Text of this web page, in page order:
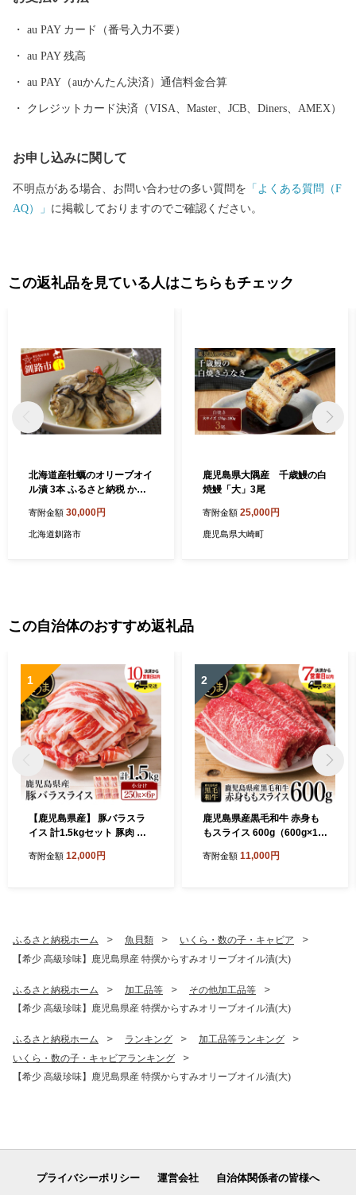
au PAY カード（番号入力不要）
au PAY 残高
au PAY（auかんたん決済）通信料金合算
クレジットカード決済（VISA、Master、JCB、Diners、AMEX）
お申し込みに関して
不明点がある場合、お問い合わせの多い質問を 「よくある質問（F
AQ）」 に掲載しておりますのでご確認ください。
この返礼品を見ている人はこちらもチェック
北海道産牡蠣のオリーブオイ
ル漬 3本 ふるさと納税 かき
寄附金額 30,000円
北海道釧路市
鹿児島県大隅産 千歳鰻の白
焼鰻「大」3尾
寄附金額 25,000円
鹿児島県大崎町
この自治体のおすすめ返礼品
1
【鹿児島県産】 豚バラスラ
イス 計1.5kgセット 豚肉 豚
チ鍋 肉巻き 炒め物 薄切り 薄
寄附金額 12,000円
2
鹿児島県産黒毛和牛 赤身も
もスライス 600g（600g×1
和牛 牛肉 肉 赤身 モモ スラ
鹿児島県 南さつま市
寄附金額 11,000円
ふるさと納税ホーム 魚貝類
いくら・数の子・キャビア
【希少 高級珍味】鹿児島県産 特撰からすみオリーブオイル漬(大)
ふるさと納税ホーム 加工品等
その他加工品等
【希少 高級珍味】鹿児島県産 特撰からすみオリーブオイル漬(大)
ふるさと納税ホーム ランキング
加工品等ランキング
いくら・数の子・キャビアランキング
【希少 高級珍味】鹿児島県産 特撰からすみオリーブオイル漬(大)
プライバシーポリシー 運営会社 自治体関係者の皆様へ